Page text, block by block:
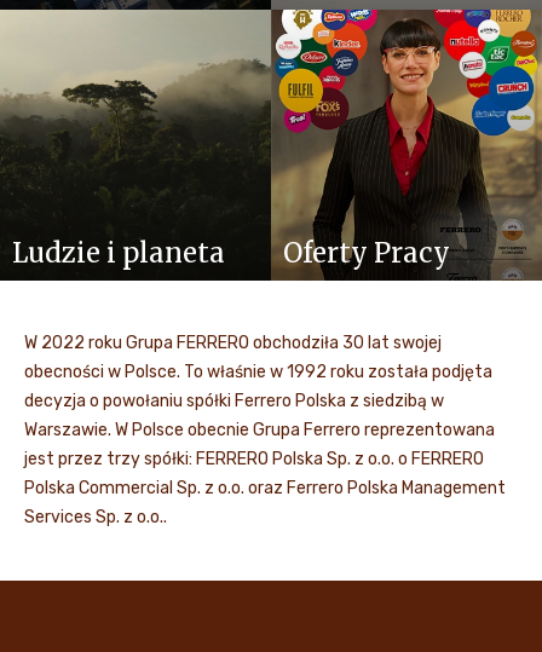
Ludzie i planeta Oferty Pracy
W 2022 roku Grupa FERRERO obchodziła 30 lat swojej
obecności w Polsce. To właśnie w 1992 roku została podjęta
decyzja o powołaniu spółki Ferrero Polska z siedzibą w
Warszawie. W Polsce obecnie Grupa Ferrero reprezentowana
jest przez trzy spółki: FERRERO Polska Sp. z o.o. o FERRERO
Polska Commercial Sp. z o.o. oraz Ferrero Polska Management
Services Sp. z o.o..